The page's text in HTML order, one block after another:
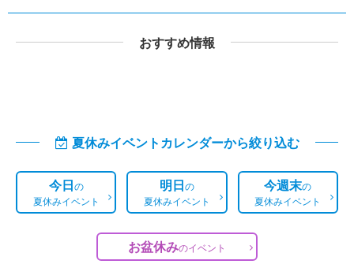
おすすめ情報
夏休みイベントカレンダーから絞り込む
今日の
夏休みイベント
明日の
夏休みイベント
今週末の
夏休みイベント
お盆休みのイベント